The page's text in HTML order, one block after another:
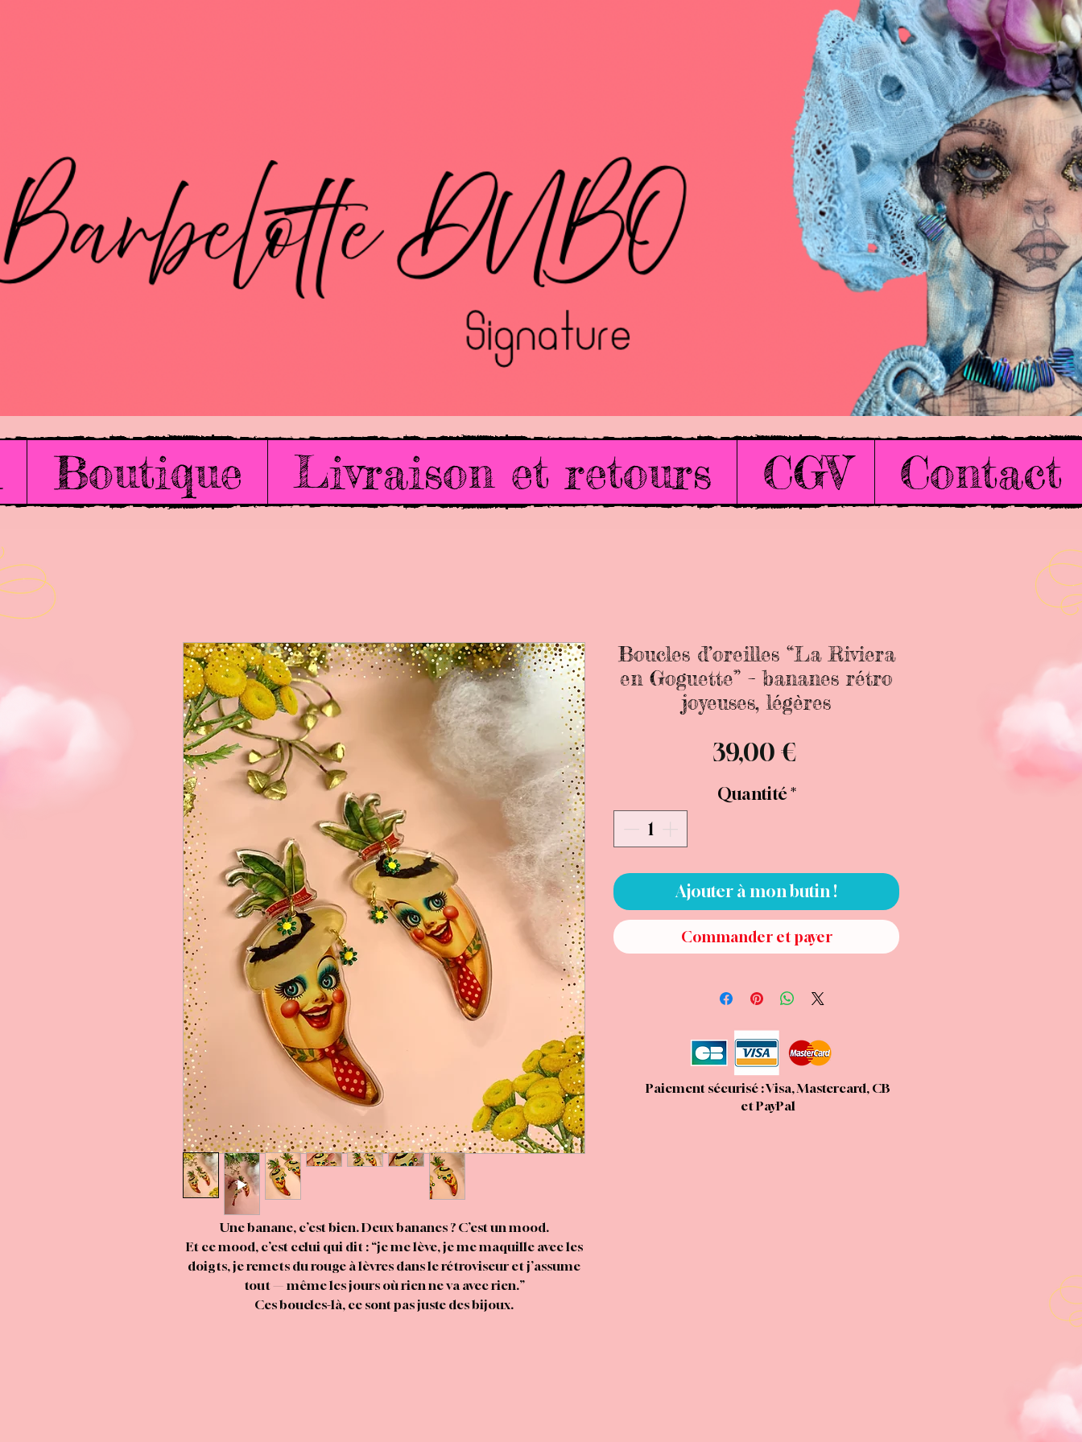
Boutique Livraison et retours CGV Contact
Une banane, c’est bien. Deux bananes ? C’est un mood.
Et ce mood, c’est celui qui dit : “je me lève, je me maquille avec les
doigts, je remets du rouge à lèvres dans le rétroviseur et j’assume
tout — même les jours où rien ne va avec rien.”
Ces boucles-là, ce sont pas juste des bijoux.
Boucles d’oreilles “La Riviera
en Goguette” – bananes rétro
joyeuses, légères
39,00 €Prix
Quantité*
Ajouter à mon butin !
Commander et payer
Paiement sécurisé : Visa, Mastercard, CB
et PayPal